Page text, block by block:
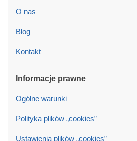
O nas
Blog
Kontakt
Informacje prawne
Ogólne warunki
Polityka plików „cookies”
Ustawienia plików „cookies”